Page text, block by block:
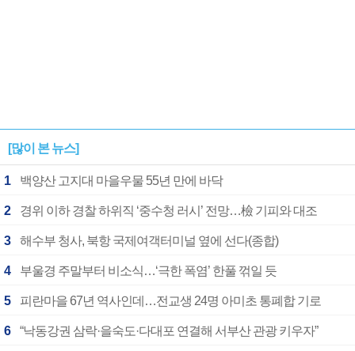
[많이 본 뉴스]
1 백양산 고지대 마을우물 55년 만에 바닥
2 경위 이하 경찰 하위직 ‘중수청 러시’ 전망…檢 기피와 대조
3 해수부 청사, 북항 국제여객터미널 옆에 선다(종합)
4 부울경 주말부터 비소식…‘극한 폭염’ 한풀 꺾일 듯
5 피란마을 67년 역사인데…전교생 24명 아미초 통폐합 기로
6 “낙동강권 삼락·을숙도·다대포 연결해 서부산 관광 키우자”